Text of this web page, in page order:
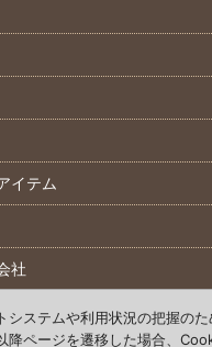
イテム
社
Daiki Rika Kogyo Co., Ltd.
システムや利用状況の把握の
降ページを遷移した場合、